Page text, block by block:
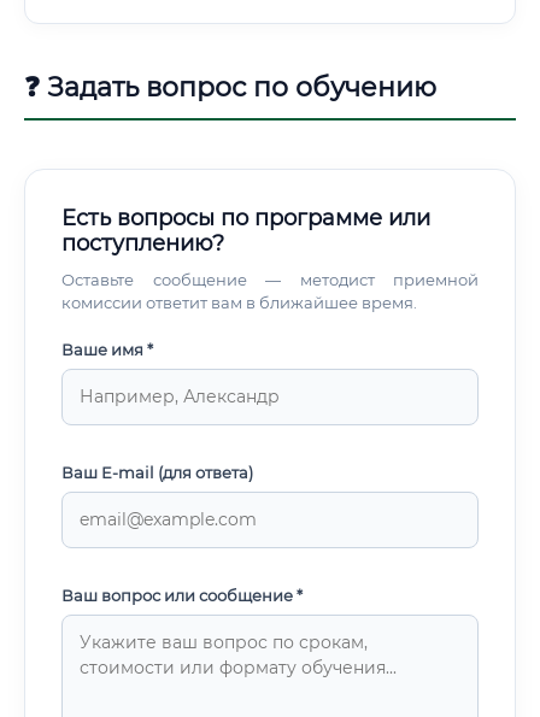
❓ Задать вопрос по обучению
Есть вопросы по программе или
поступлению?
Оставьте сообщение — методист приемной
комиссии ответит вам в ближайшее время.
Ваше имя *
Ваш E-mail (для ответа)
Ваш вопрос или сообщение *